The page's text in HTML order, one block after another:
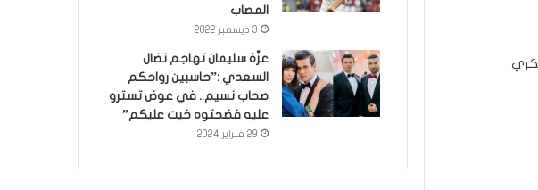
المصاب
3 ديسمبر 2022
عزّة سليمان تهاجم نضال
السعدي :”حاسبين رواحكم
صحاب نسيم.. في عوض تسترو
عليه فضحتوه خيت عليكم”
29 فبراير 2024